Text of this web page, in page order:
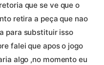
que se ve que o
retira a peça que nao
para substituir isso
falei que apos o jogo
algo ,no momento eu